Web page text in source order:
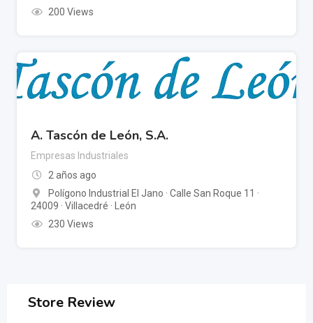
200 Views
A. Tascón de León, S.A.
Empresas Industriales
2 años ago
Polígono Industrial El Jano · Calle San Roque 11 ·
24009 · Villacedré · León
230 Views
Store Review